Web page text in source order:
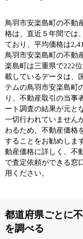
鳥羽市安楽島町の不動
格は、直近５年間では
ており、平均価格は
鳥羽市安楽島町の不動
楽島町は三重県で222
載しているデータは、
テムの鳥羽市安楽島町
り、不動産取引の当事
ート調査の結果が元と
一切行われていません
わるため、不動産価格
することをお勧めしま
動産価格に詳しく、不
で査定依頼ができる窓
用ください。
都道府県ごとに
を調べる